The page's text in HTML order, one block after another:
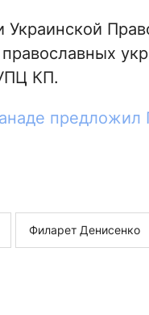
Украинской
КП.
предложил
Филарет Денисенко